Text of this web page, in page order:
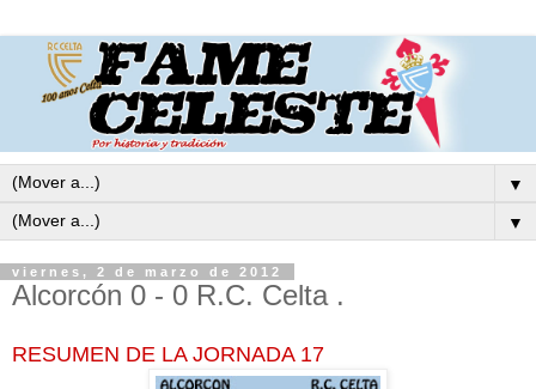
▼
▼
viernes, 2 de marzo de 2012
Alcorcón 0 - 0 R.C. Celta .
RESUMEN DE LA JORNADA 17